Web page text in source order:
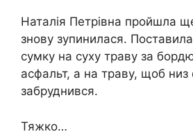
Наталія Петрівна пройшла ще
знову зупинилася.
сумку на суху траву за
асфальт, а на траву, щоб низ
забруднився.
Тяжко…